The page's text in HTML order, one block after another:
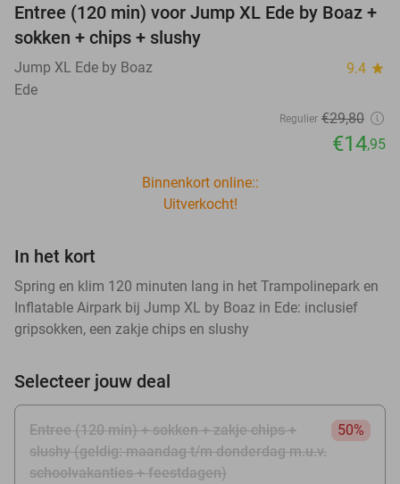
Entree (120 min) voor Jump XL Ede by Boaz +
sokken + chips + slushy
Jump XL Ede by Boaz 9.4 star
Ede
Regulier €29,80
€14,95
Binnenkort online::
Uitverkocht!
In het kort
Spring en klim 120 minuten lang in het Trampolinepark en
Inflatable Airpark bij Jump XL by Boaz in Ede: inclusief
gripsokken, een zakje chips en slushy
Selecteer jouw deal
Entree (120 min) + sokken + zakje chips +
slushy (geldig: maandag t/m donderdag m.u.v.
schoolvakanties + feestdagen)
50%